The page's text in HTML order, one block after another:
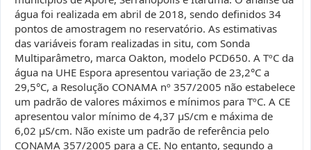
água foi realizada em abril de 2018, sendo definidos 34
pontos de amostragem no reservatório. As estimativas
das variáveis foram realizadas in situ, com Sonda
Multiparâmetro, marca Oakton, modelo PCD650. A TºC da
água na UHE Espora apresentou variação de 23,2°C a
29,5°C, a Resolução CONAMA nº 357/2005 não estabelece
um padrão de valores máximos e mínimos para TºC. A CE
apresentou valor mínimo de 4,37 µS/cm e máxima de
6,02 µS/cm. Não existe um padrão de referência pelo
CONAMA 357/2005 para a CE. No entanto, segundo a